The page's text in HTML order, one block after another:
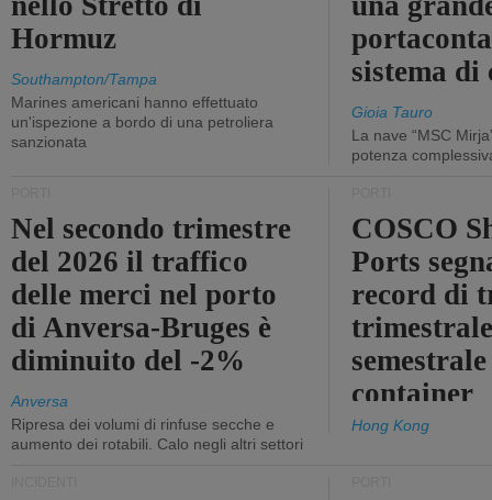
Hormuz
Southampton/Tampa
Marines americani hanno effettuato
un'ispezione a bordo di una petroliera
sanzionata
sistema
Gioia Tauro
La nave “MSC
potenza
Nel secondo trimestre
del 2026 il traffico
delle merci nel porto
di Anversa-Bruges è
diminuito del -2%
Anversa
Ripresa dei volumi di rinfuse secche e
aumento dei rotabili. Calo negli altri settori
COSCO
Ports
record di
container
Hong Kong